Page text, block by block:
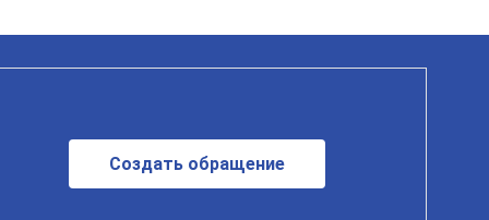
Создать обращение